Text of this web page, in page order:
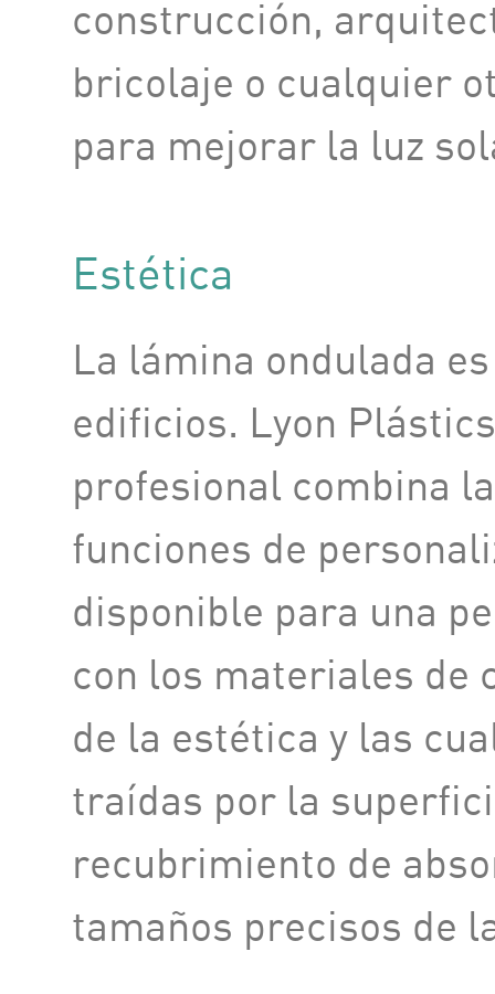
construcción,
bricolaje o cualquier
para mejorar la luz
Estética
La lámina ondulada
edificios. Lyon
profesional combina
funciones de
disponible para una
con los materiales de
de la estética y las
traídas por la
recubrimiento de
tamaños precisos de